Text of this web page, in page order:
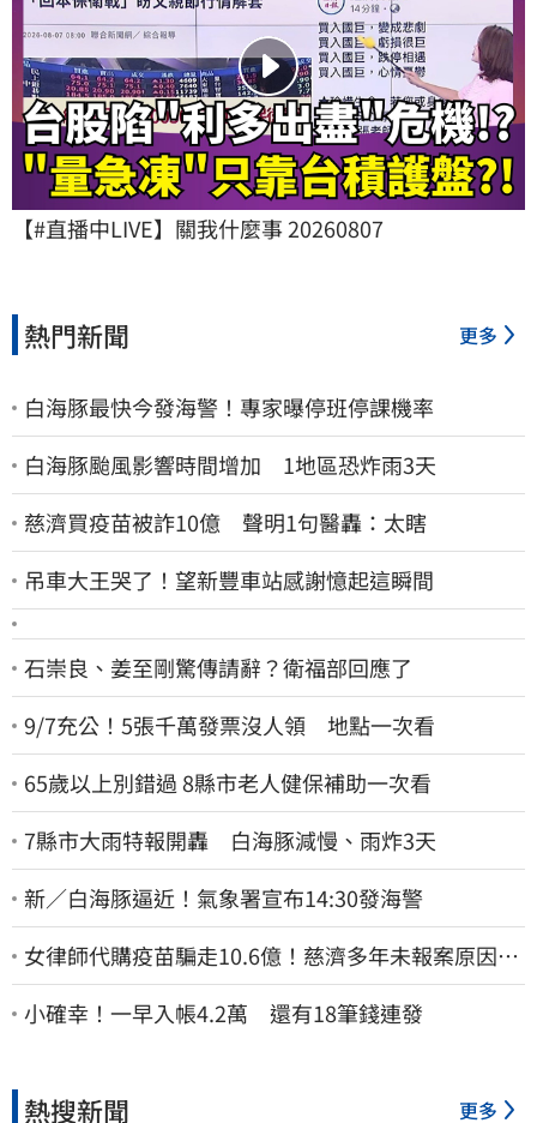
【#直播中LIVE】關我什麼事 20260807
熱門新聞 更多
白海豚最快今發海警！專家曝停班停課機率
白海豚颱風影響時間增加 1地區恐炸雨3天
慈濟買疫苗被詐10億 聲明1句醫轟：太瞎
吊車大王哭了！望新豐車站感謝憶起這瞬間
石崇良、姜至剛驚傳請辭？衛福部回應了
9/7充公！5張千萬發票沒人領 地點一次看
65歲以上別錯過 8縣市老人健保補助一次看
7縣市大雨特報開轟 白海豚減慢、雨炸3天
新／白海豚逼近！氣象署宣布14:30發海警
女律師代購疫苗騙走10.6億！慈濟多年未報案原因
曝：檢警上門才知被騙
小確幸！一早入帳4.2萬 還有18筆錢連發
熱搜新聞 更多